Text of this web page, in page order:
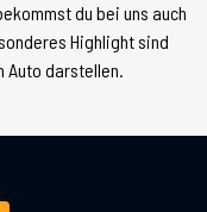
du bei uns auch
Highlight sind
Auto darstellen.